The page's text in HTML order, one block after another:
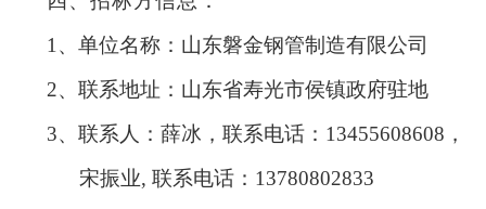
1 、单位名称：山东磐金钢管制造有限公司
2、联系地址：山东省寿光市侯镇政府驻地
3、联系人：薛冰，联系电话：13455608608，
宋振业, 联系电话：13780802833